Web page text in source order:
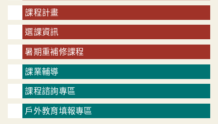
課程計畫
選課資訊
暑期重補修課程
課業輔導
課程諮詢專區
戶外教育填報專區